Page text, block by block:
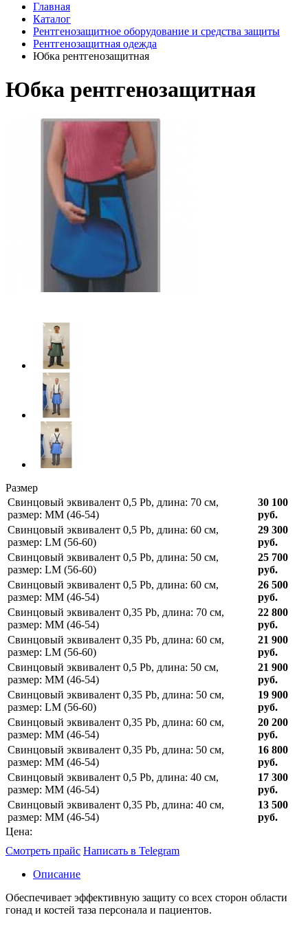
Главная
Каталог
Рентгенозащитное оборудование и средства защиты
Рентгенозащитная одежда
Юбка рентгенозащитная
Юбка рентгенозащитная
Размер
Свинцовый эквивалент 0,5 Pb, длина: 70 см,
размер: ММ (46-54)
30 100
руб.
Свинцовый эквивалент 0,5 Pb, длина: 60 см,
размер: LM (56-60)
29 300
руб.
Свинцовый эквивалент 0,5 Pb, длина: 50 см,
размер: LM (56-60)
25 700
руб.
Свинцовый эквивалент 0,5 Pb, длина: 60 см,
размер: ММ (46-54)
26 500
руб.
Свинцовый эквивалент 0,35 Pb, длина: 70 см,
размер: ММ (46-54)
22 800
руб.
Свинцовый эквивалент 0,35 Pb, длина: 60 см,
размер: LM (56-60)
21 900
руб.
Свинцовый эквивалент 0,5 Pb, длина: 50 см,
размер: ММ (46-54)
21 900
руб.
Свинцовый эквивалент 0,35 Pb, длина: 50 см,
размер: LM (56-60)
19 900
руб.
Свинцовый эквивалент 0,35 Pb, длина: 60 см,
размер: ММ (46-54)
20 200
руб.
Свинцовый эквивалент 0,35 Pb, длина: 50 см,
размер: ММ (46-54)
16 800
руб.
Свинцовый эквивалент 0,5 Pb, длина: 40 см,
размер: ММ (46-54)
17 300
руб.
Свинцовый эквивалент 0,35 Pb, длина: 40 см,
размер: ММ (46-54)
13 500
руб.
Цена:
Смотреть прайс Написать в Telegram
Описание
Обеспечивает эффективную защиту со всех сторон области
гонад и костей таза персонала и пациентов.